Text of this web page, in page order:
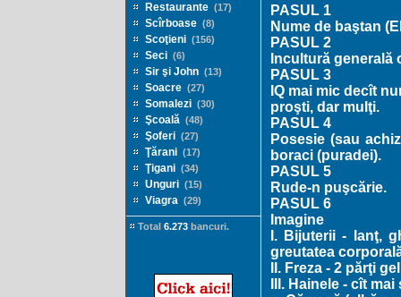
Restaurante (17)
Scîrboase (8)
Scoţieni (156)
Seci (6)
Sir şi John (13)
Soacre (27)
Somalezi (30)
Şcoală (48)
Şoferi (27)
Ţărani (17)
Ţigani (34)
Unguri (15)
Viagra (29)
Total 6.273 bancuri.
PASUL 1
Nume de baştan
PASUL 2
Incultură generală
PASUL 3
IQ mai mic decît
proşti, dar mulţi.
PASUL 4
Posesie (sau
boraci (puradei).
PASUL 5
Rude-n puşcărie.
PASUL 6
Imagine
I. Bijuterii - lanţ,
greutatea
II. Freza - 2 părţi
III. Hainele - cît